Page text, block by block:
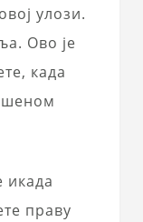
улози.
Ово је
када
икада
праву